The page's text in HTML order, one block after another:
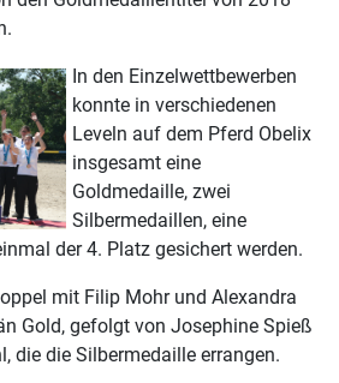
In den Einzelwettbewerben
konnte in verschiedenen
Leveln auf dem Pferd Obelix
insgesamt eine
Goldmedaille, zwei
Silbermedaillen, eine
der 4. Platz gesichert werden.
mit Filip Mohr und Alexandra
Gold, gefolgt von Josephine Spieß
die die Silbermedaille errangen.